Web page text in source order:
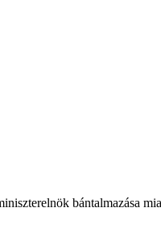
bántalmazása